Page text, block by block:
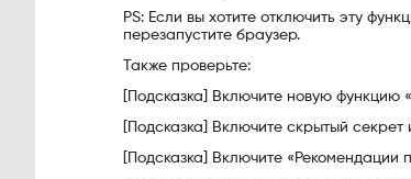
PS: Если вы хотите отключить эту
перезапустите браузер.
Также проверьте:
[Подсказка] Включите новую функцию
[Подсказка] Включите скрытый
[Подсказка] Включите «Рекомендации